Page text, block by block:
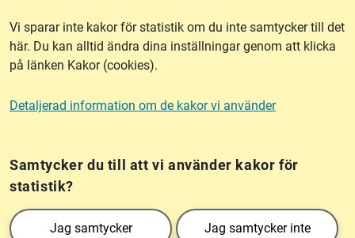
Vi sparar inte kakor för statistik om du inte samtycker till det
här. Du kan alltid ändra dina inställningar genom att klicka
på länken Kakor (cookies).
Detaljerad information om de kakor vi använder
Samtycker du till att vi använder kakor för
statistik?
Jag samtycker Jag samtycker inte
Tillgänglighet
Other languages
Kakor (cookies)
Lantmäteriet är den myndighet som kartlägger Sverige. Till våra uppgifter hör
också att registrera och säkra ägandet av alla fastigheter samt hantera deras